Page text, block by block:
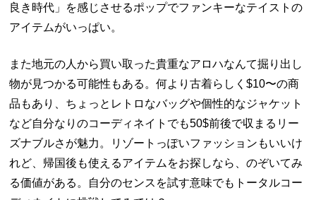
良き時代」を感じさせるポップでファンキーなテイストの
アイテムがいっぱい。
また地元の人から買い取った貴重なアロハなんて掘り出し
物が見つかる可能性もある。何より古着らしく$10〜の商
品もあり、ちょっとレトロなバッグや個性的なジャケット
など自分なりのコーディネイトでも50$前後で収まるリー
ズナブルさが魅力。リゾートっぽいファッションもいいけ
れど、帰国後も使えるアイテムをお探しなら、のぞいてみ
る価値がある。自分のセンスを試す意味でもトータルコー